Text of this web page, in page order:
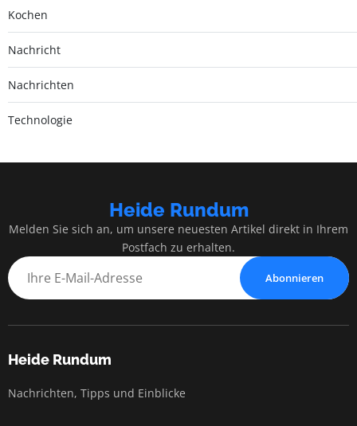
Kochen
Nachricht
Nachrichten
Technologie
Heide Rundum
Melden Sie sich an, um unsere neuesten Artikel direkt in Ihrem
Postfach zu erhalten.
Abonnieren
Heide Rundum
Nachrichten, Tipps und Einblicke